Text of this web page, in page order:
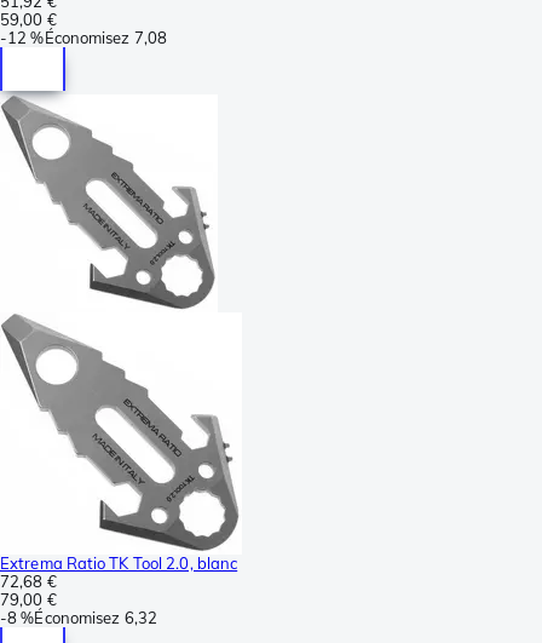
59,00 €
-12 %Économisez 7,08
Extrema Ratio TK Tool 2.0, blanc
72,68 €
79,00 €
-8 %Économisez 6,32